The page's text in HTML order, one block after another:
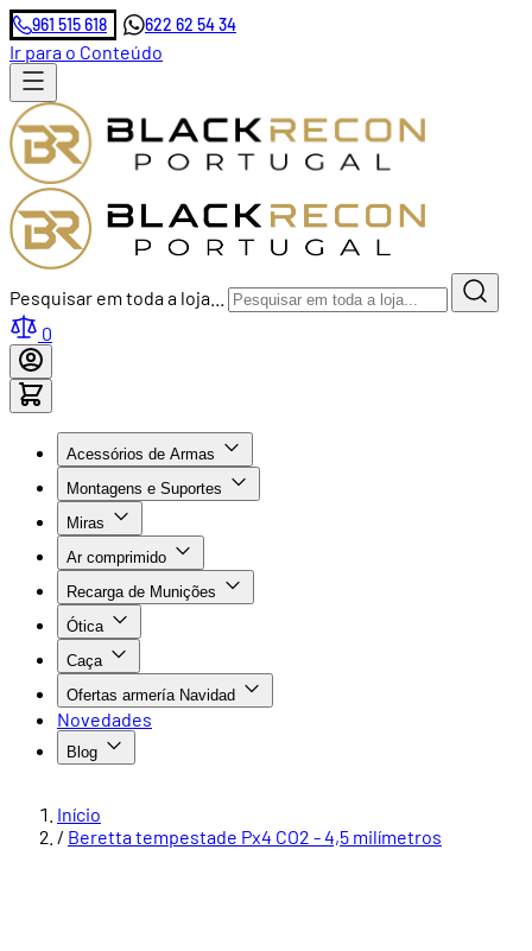
961 515 618 622 62 54 34
Ir para o Conteúdo
Pesquisar em toda a loja...
0
Acessórios de Armas
Montagens e Suportes
Miras
Ar comprimido
Recarga de Munições
Ótica
Caça
Ofertas armería Navidad
Novedades
Blog
Início
/ Beretta tempestade Px4 CO2 - 4,5 milímetros